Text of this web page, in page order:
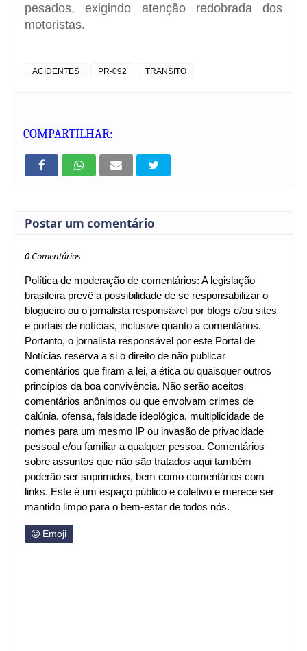
pesados, exigindo atenção redobrada dos
motoristas.
ACIDENTES PR-092 TRANSITO
COMPARTILHAR:
Postar um comentário
0 Comentários
Política de moderação de comentários: A legislação
brasileira prevê a possibilidade de se responsabilizar o
blogueiro ou o jornalista responsável por blogs e/ou sites
e portais de notícias, inclusive quanto a comentários.
Portanto, o jornalista responsável por este Portal de
Notícias reserva a si o direito de não publicar
comentários que firam a lei, a ética ou quaisquer outros
princípios da boa convivência. Não serão aceitos
comentários anônimos ou que envolvam crimes de
calúnia, ofensa, falsidade ideológica, multiplicidade de
nomes para um mesmo IP ou invasão de privacidade
pessoal e/ou familiar a qualquer pessoa. Comentários
sobre assuntos que não são tratados aqui também
poderão ser suprimidos, bem como comentários com
links. Este é um espaço público e coletivo e merece ser
mantido limpo para o bem-estar de todos nós.
Emoji